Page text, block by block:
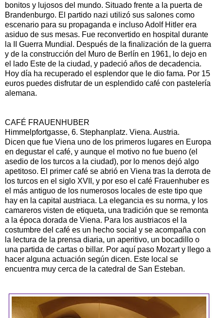
bonitos y lujosos del mundo. Situado frente a la puerta de
Brandenburgo. El partido nazi utilizó sus salones como
escenario para su propaganda e incluso Adolf Hitler era
asiduo de sus mesas. Fue reconvertido en hospital durante
la II Guerra Mundial. Después de la finalización de la guerra
y de la construcción del Muro de Berlín en 1961, lo dejo en
el lado Este de la ciudad, y padeció años de decadencia.
Hoy día ha recuperado el esplendor que le dio fama. Por 15
euros puedes disfrutar de un esplendido café con pastelería
alemana.
CAFÉ FRAUENHUBER
Himmelpfortgasse, 6. Stephanplatz. Viena. Austria.
Dicen que fue Viena uno de los primeros lugares en Europa
en degustar el café, y aunque el motivo no fue bueno (el
asedio de los turcos a la ciudad), por lo menos dejó algo
apetitoso. El primer café se abrió en Viena tras la derrota de
los turcos en el siglo XVII, y por eso el café Frauenhuber es
el más antiguo de los numerosos locales de este tipo que
hay en la capital austriaca. La elegancia es su norma, y los
camareros visten de etiqueta, una tradición que se remonta
a la época dorada de Viena. Para los austriacos el la
costumbre del café es un hecho social y se acompaña con
la lectura de la prensa diaria, un aperitivo, un bocadillo o
una partida de cartas o billar. Por aquí paso Mozart y llego a
hacer alguna actuación según dicen. Este local se
encuentra muy cerca de la catedral de San Esteban.